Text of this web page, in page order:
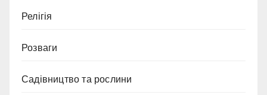
Релігія
Розваги
Садівництво та рослини